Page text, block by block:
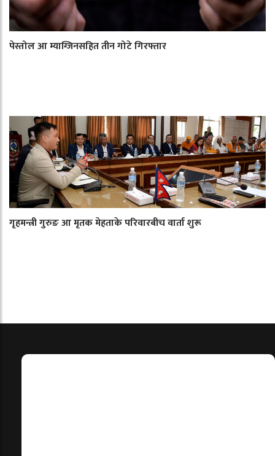
पेस्तोल आ म्याग्जिनसहित तीन गोटे गिरफ्तार
गृहमन्त्री गुरुङ आ मृतक मेहताके परिवारबीच वार्ता शुरू